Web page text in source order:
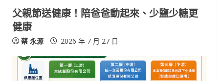
n
g
父親節送健康！陪爸爸動起來、少鹽少糖更
健康
蔡 永源 2026 年 7 月 27 日